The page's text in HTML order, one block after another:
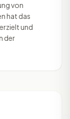
von
hat das
und
der